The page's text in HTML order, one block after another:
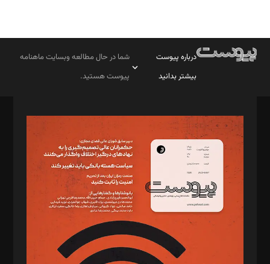
درباره پیوست
بیشتر بدانید
شما در حال مطالعه وبسایت ماهنامه
پیوست هستید.
مدیر مسئول: محمدباقر اثنی‌عشری
سردبیر: مهرک محمودی
دبیر تحریریه: میثم قاسمی
د‌بیر ناداستان: سمانه سمیع
د‌بیر خدمت و تجارت: ابوالفضل رجبی
د‌بیر حقوق فناوری: حسام‌الدین ایپکچی
د‌بیر پیوست جهان: مینا پاکدل
د‌بیر تحریریه آنلاین: بابک نقاش
تحریریه‌: مجتبی محمود‌ی، آرش برهمند، یسنا امان‌پور، سروش کرمیان،